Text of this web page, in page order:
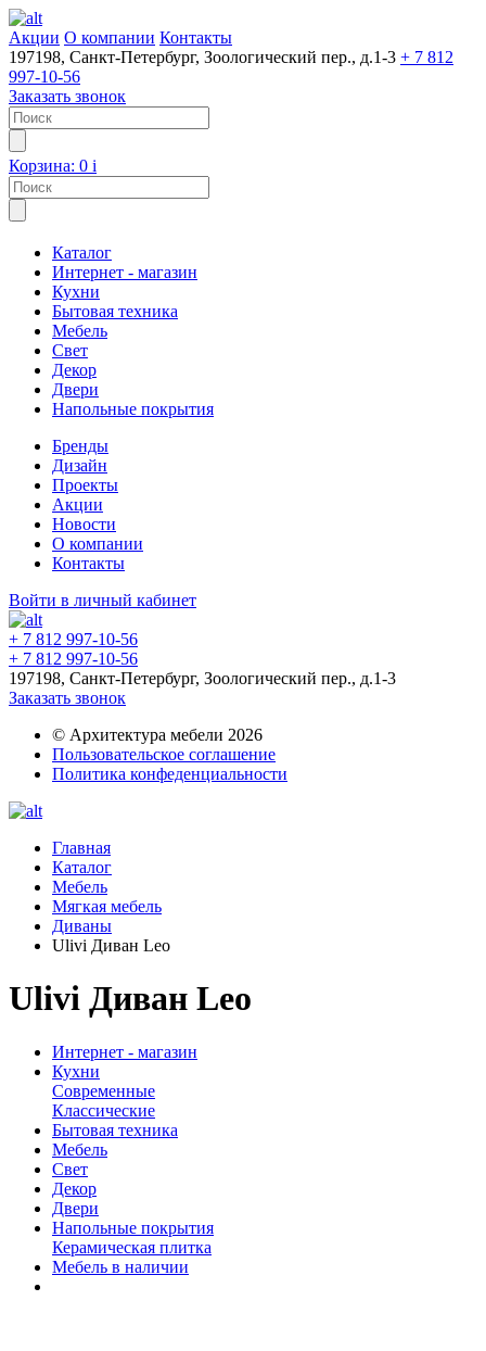
Акции О компании Контакты
197198, Санкт-Петербург, Зоологический пер., д.1-3 + 7 812
997-10-56
Заказать звонок
Корзина: 0 i
Каталог
Интернет - магазин
Кухни
Бытовая техника
Мебель
Свет
Декор
Двери
Напольные покрытия
Бренды
Дизайн
Проекты
Акции
Новости
О компании
Контакты
Войти в личный кабинет
+ 7 812 997-10-56
+ 7 812 997-10-56
197198, Санкт-Петербург, Зоологический пер., д.1-3
Заказать звонок
© Архитектура мебели 2026
Пользовательское соглашение
Политика конфеденциальности
Главная
Каталог
Мебель
Мягкая мебель
Диваны
Ulivi Диван Leo
Ulivi Диван Leo
Интернет - магазин
Кухни
Современные
Классические
Бытовая техника
Мебель
Свет
Декор
Двери
Напольные покрытия
Керамическая плитка
Мебель в наличии